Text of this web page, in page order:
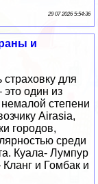
29 07 2026 5:54:36
и
для
один из
степени
Airasia,
городов,
среди
Куала- Лумпур
и Гомбак и